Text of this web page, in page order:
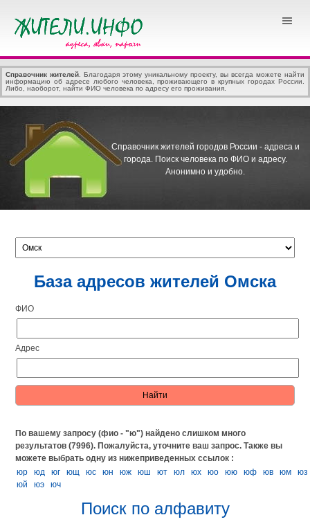
Справочник жителей . Благодаря этому уникальному проекту, вы всегда можете найти
информацию об адресе любого человека, проживающего в крупных городах России.
Либо, наоборот, найти ФИО человека по адресу его проживания.
Справочник жителей городов России - адреса и
города. Поиск человека по ФИО и адресу.
Анонимно и удобно.
База адресов жителей Омска
ФИО
Адрес
По вашему запросу (фио - "ю") найдено слишком много
результатов (7996). Пожалуйста, уточните ваш запрос.Также вы
можете выбрать одну из нижеприведенных ссылок :
юр
юд юг ющ юс юн юж юш ют юл юх юо юю юф юв юм
юз
юй
юэ юч
Поиск по алфавиту